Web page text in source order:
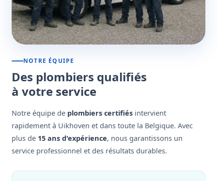
NOTRE ÉQUIPE
Des plombiers qualifiés
à votre service
Notre équipe de plombiers certifiés intervient
rapidement à Uikhoven et dans toute la Belgique. Avec
plus de 15 ans d'expérience, nous garantissons un
service professionnel et des résultats durables.